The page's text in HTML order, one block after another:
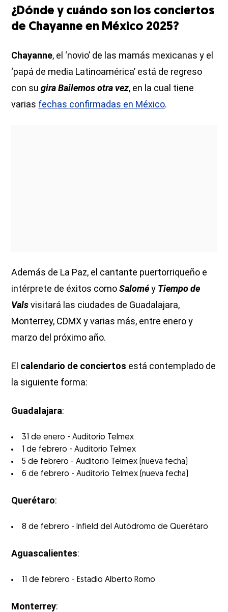
¿Dónde y cuándo son los conciertos
de Chayanne en México 2025?
Chayanne, el ‘novio’ de las mamás mexicanas y el
‘papá de media Latinoamérica’ está de regreso
con sugira Bailemos otra vez, en la cual tiene
varias fechas confirmadas en México.
Además de La Paz, el cantante puertorriqueño e
intérprete de éxitos comoSaloméy Tiempo de
Valsvisitará las ciudades de Guadalajara,
Monterrey, CDMX y varias más, entre enero y
marzo del próximo año.
El calendario de conciertos está contemplado de
la siguiente forma:
Guadalajara:
31 de enero - Auditorio Telmex
1 de febrero - Auditorio Telmex
5 de febrero - Auditorio Telmex (nueva fecha)
6 de febrero - Auditorio Telmex (nueva fecha)
Querétaro:
8 de febrero - Infield del Autódromo de Querétaro
Aguascalientes:
11 de febrero - Estadio Alberto Romo
Monterrey: